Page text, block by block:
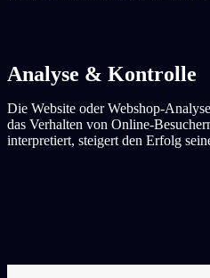
Analyse & Kontrolle
Die Website oder Webshop-
das Verhalten von Online-
interpretiert, steigert den Erfolg